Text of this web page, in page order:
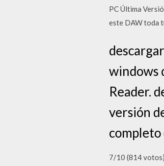
PC Última
este DAW toda
windows
Reader.
versión
completo
7/10 (814